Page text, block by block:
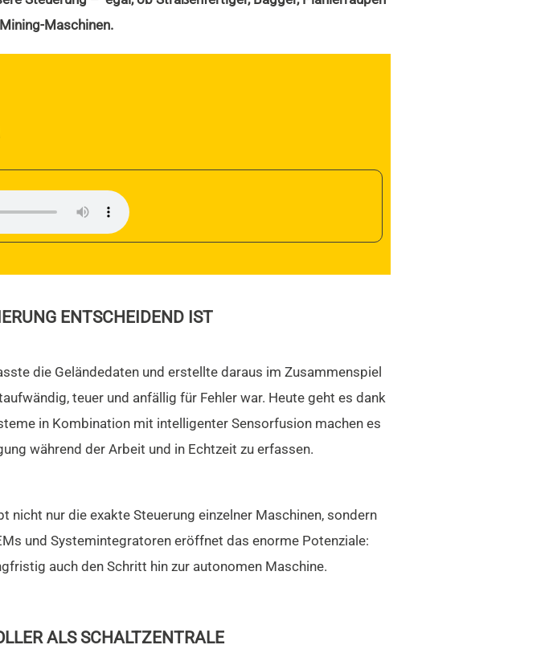
Maschinen.
ENTSCHEIDEND IST
die Geländedaten und erstellte daraus im Zusammenspiel
teuer und anfällig für Fehler war. Heute geht es dank
in Kombination mit intelligenter Sensorfusion machen es
während der Arbeit und in Echtzeit zu erfassen.
nur die exakte Steuerung einzelner Maschinen, sondern
und Systemintegratoren eröffnet das enorme Potenziale:
auch den Schritt hin zur autonomen Maschine.
ALS SCHALTZENTRALE